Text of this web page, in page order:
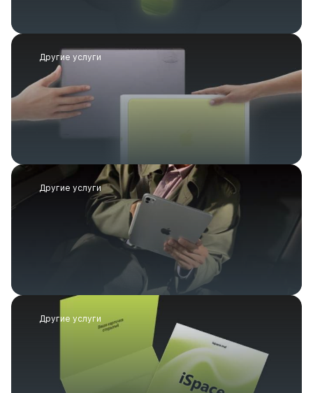
Другие услуги
Другие услуги
Другие услуги